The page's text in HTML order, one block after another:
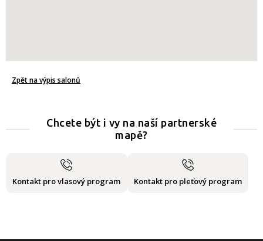
Zpět na výpis salonů
Chcete být i vy na naší partnerské
mapě?
Kontakt pro vlasový program Kontakt pro pleťový program